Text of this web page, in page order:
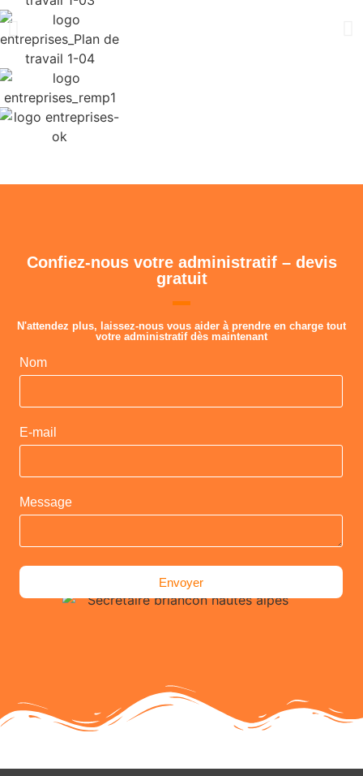
Confiez-nous votre administratif – devis
gratuit
N'attendez plus, laissez-nous vous aider à prendre en charge tout
votre administratif dès maintenant
Nom
E-mail
Message
Envoyer